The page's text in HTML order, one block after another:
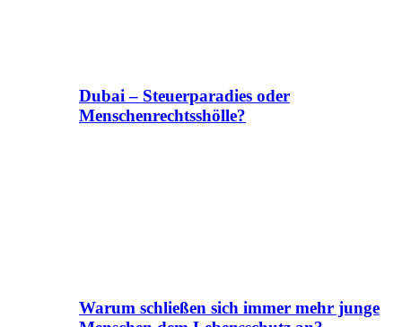
Dubai – Steuerparadies oder
Menschenrechtsshölle?
Warum schließen sich immer mehr junge